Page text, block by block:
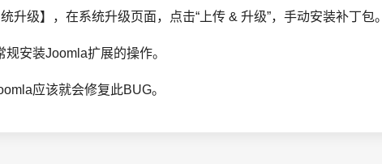
级】，在系统升级页面，点击“上传 & 升级”，手动安装补丁包。
安装Joomla扩展的操作。
应该就会修复此BUG。